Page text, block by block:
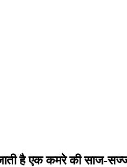
जाती है एक कमरे की साज-